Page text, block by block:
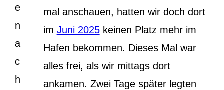
e
n
a
c
h
mal anschauen, hatten wir doch dort
im Juni 2025keinen Platz mehr im
Hafen bekommen. Dieses Mal war
alles frei, als wir mittags dort
ankamen. Zwei Tage später legten